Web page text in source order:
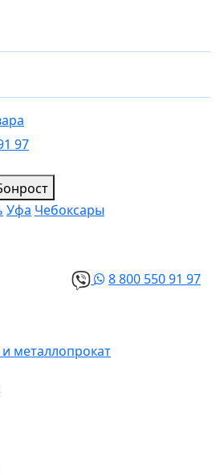
97
Уфа Чебоксары
8 800 550 91 97
металлопрокат